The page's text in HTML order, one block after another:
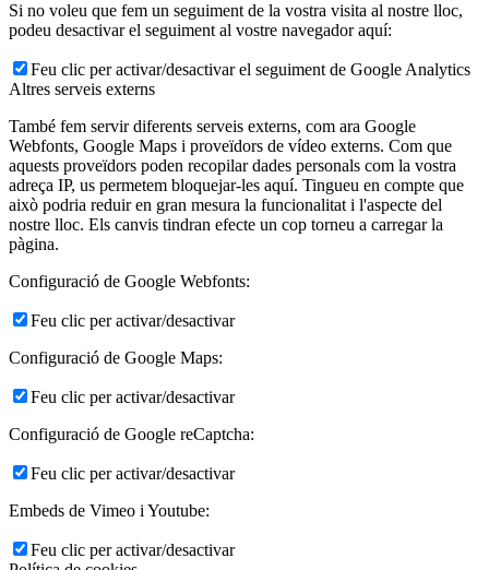
Si no voleu que fem un seguiment de la vostra visita al nostre lloc,
podeu desactivar el seguiment al vostre navegador aquí:
Feu clic per activar/desactivar el seguiment de Google Analytics
Altres serveis externs
També fem servir diferents serveis externs, com ara Google
Webfonts, Google Maps i proveïdors de vídeo externs. Com que
aquests proveïdors poden recopilar dades personals com la vostra
adreça IP, us permetem bloquejar-les aquí. Tingueu en compte que
això podria reduir en gran mesura la funcionalitat i l'aspecte del
nostre lloc. Els canvis tindran efecte un cop torneu a carregar la
pàgina.
Configuració de Google Webfonts:
Feu clic per activar/desactivar
Configuració de Google Maps:
Feu clic per activar/desactivar
Configuració de Google reCaptcha:
Feu clic per activar/desactivar
Embeds de Vimeo i Youtube:
Feu clic per activar/desactivar